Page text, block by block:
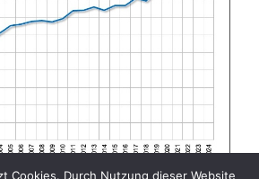
Cookies. Durch Nutzung dieser Website